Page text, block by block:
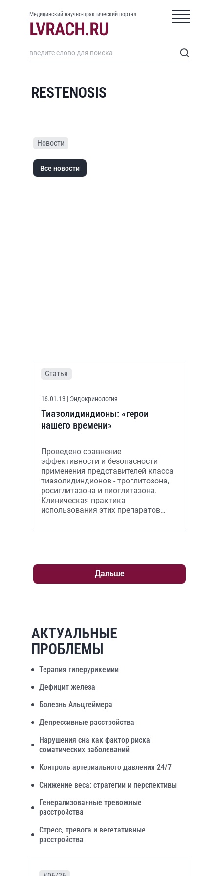
Медицинский научно-практический портал
RESTENOSIS
Новости
Все новости
Статья
16.01.13 | Эндокринология
Тиазолидиндионы: «герои
нашего времени»
Проведено сравнение
эффективности и безопасности
применения представителей класса
тиазолидиндионов - троглитозона,
росиглитазона и пиоглитазона.
Клиническая практика
использования этих препаратов
наилучшие перспективы приме
Дальше
АКТУАЛЬНЫЕ
ПРОБЛЕМЫ
Терапия гиперурикемии
Дефицит железа
Болезнь Альцгеймера
Депрессивные расстройства
Нарушения сна как фактор риска
соматических заболеваний
Контроль артериального давления 24/7
Снижение веса: стратегии и перспективы
Генерализованные тревожные
расстройства
Стресс, тревога и вегетативные
расстройства